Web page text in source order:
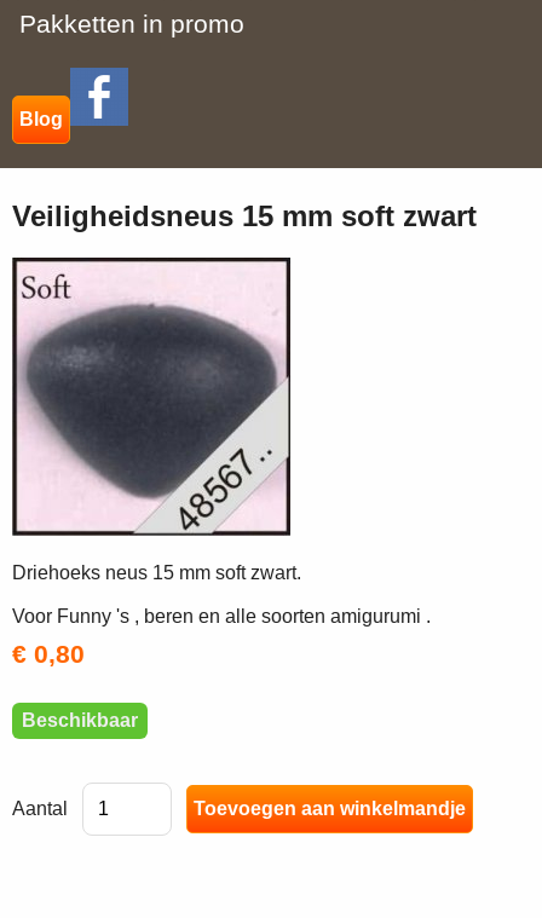
Pakketten in promo
Blog
Veiligheidsneus 15 mm soft zwart
Driehoeks neus 15 mm soft zwart.
Voor Funny 's , beren en alle soorten amigurumi .
€ 0,80
Beschikbaar
Aantal